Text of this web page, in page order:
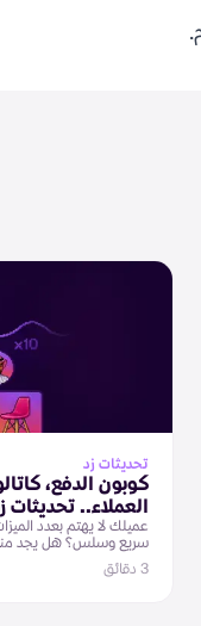
تحديثات زد
كوبون الدفع،
العملاء.. تحديثات
عميلك لا يهتم بعدد
سريع وسلس؟ هل يجد
3 دقائق